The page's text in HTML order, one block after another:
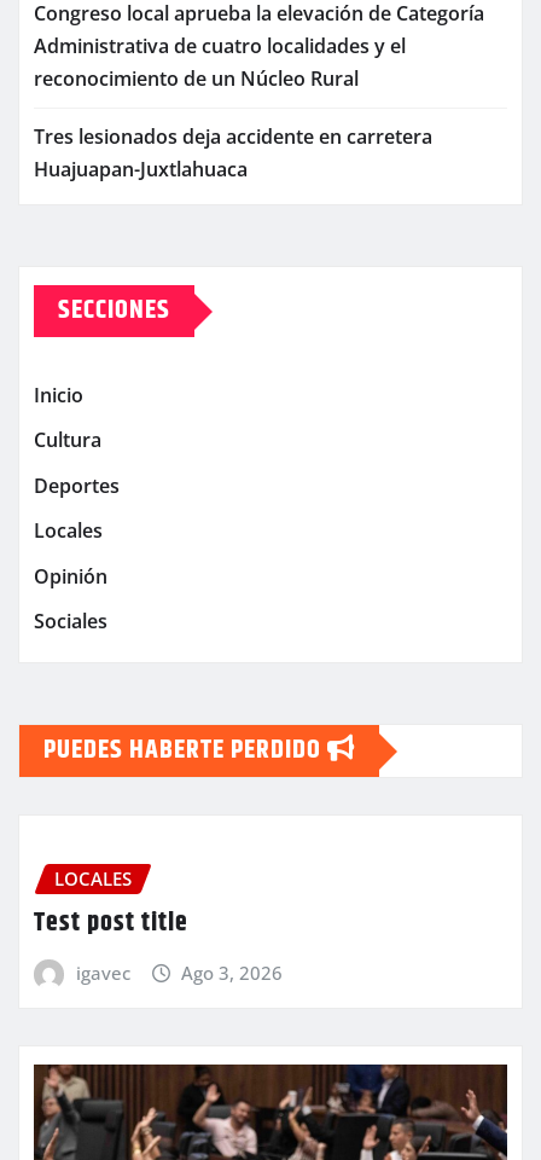
Congreso local aprueba la elevación de Categoría
Administrativa de cuatro localidades y el
reconocimiento de un Núcleo Rural
Tres lesionados deja accidente en carretera
Huajuapan-Juxtlahuaca
SECCIONES
Inicio
Cultura
Deportes
Locales
Opinión
Sociales
PUEDES HABERTE PERDIDO
LOCALES
Test post title
igavec Ago 3, 2026